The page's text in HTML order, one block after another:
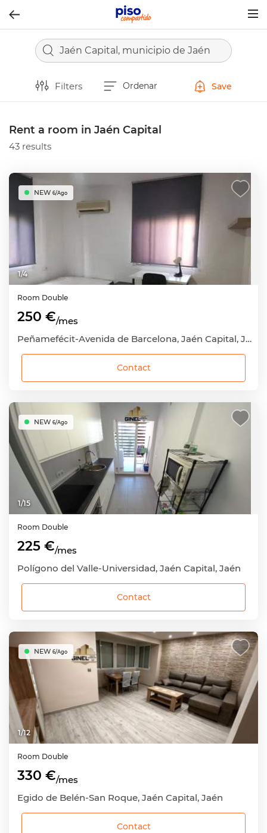
Jaén Capital, municipio de Jaén
Filters Ordenar Save
Rent a room in Jaén Capital
43 results
1/4
NEW 6/Ago
Room Double
250 €/mes
Peñamefécit-Avenida de Barcelona, Jaén Capital, Jaén
Contact
1/15
NEW 6/Ago
Room Double
225 €/mes
Polígono del Valle-Universidad, Jaén Capital, Jaén
Contact
1/12
NEW 6/Ago
Room Double
330 €/mes
Egido de Belén-San Roque, Jaén Capital, Jaén
Contact